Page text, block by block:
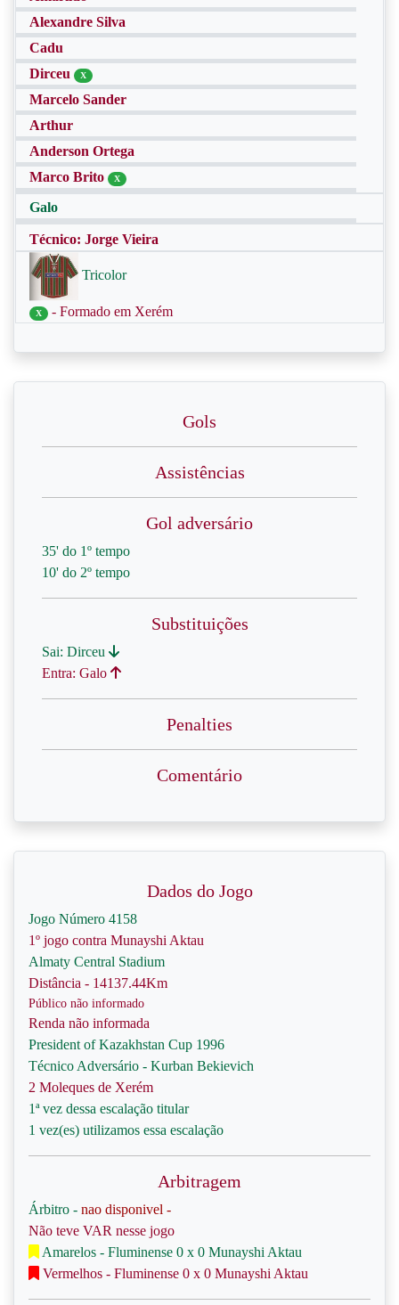
Alexandre Silva
Cadu
Dirceu
X
Marcelo Sander
Arthur
Anderson Ortega
Marco Brito
X
Galo
Técnico: Jorge Vieira
Tricolor
X - Formado em Xerém
Gols
Assistências
Gol adversário
35' do 1º tempo
10' do 2º tempo
Substituições
Sai: Dirceu
Entra: Galo
Penalties
Comentário
Dados do Jogo
Jogo Número 4158
1º jogo contra Munayshi Aktau
Almaty Central Stadium
Distância - 14137.44Km
Público não informado
Renda não informada
President of Kazakhstan Cup 1996
Técnico Adversário - Kurban Bekievich
2 Moleques de Xerém
1ª vez dessa escalação titular
1 vez(es) utilizamos essa escalação
Arbitragem
Árbitro - nao disponivel -
Não teve VAR nesse jogo
Amarelos - Fluminense 0 x 0 Munayshi Aktau
Vermelhos - Fluminense 0 x 0 Munayshi Aktau